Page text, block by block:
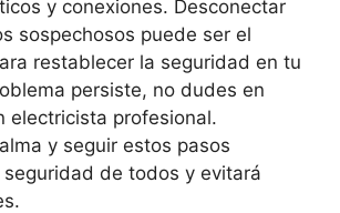
y conexiones. Desconectar
sospechosos puede ser el
restablecer la seguridad en tu
persiste, no dudes en
electricista profesional.
y seguir estos pasos
de todos y evitará